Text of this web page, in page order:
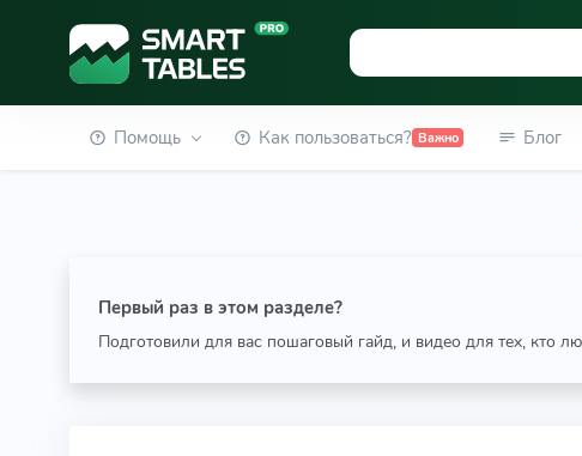
Помощь Как пользоваться? Важно Блог
Первый раз в этом разделе?
Подготовили для вас пошаговый гайд, и видео для тех, кто